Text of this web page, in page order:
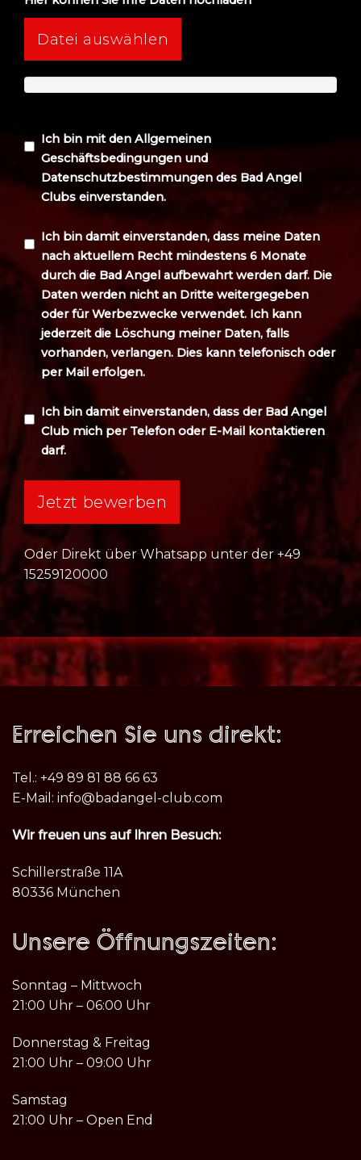
Datei auswählen
Ich bin mit den Allgemeinen
Geschäftsbedingungen und
Datenschutzbestimmungen des Bad Angel
Clubs einverstanden.
Ich bin damit einverstanden, dass meine Daten
nach aktuellem Recht mindestens 6 Monate
durch die Bad Angel aufbewahrt werden darf. Die
Daten werden nicht an Dritte weitergegeben
oder für Werbezwecke verwendet. Ich kann
jederzeit die Löschung meiner Daten, falls
vorhanden, verlangen. Dies kann telefonisch oder
per Mail erfolgen.
Ich bin damit einverstanden, dass der Bad Angel
Club mich per Telefon oder E-Mail kontaktieren
darf.
Oder Direkt über Whatsapp unter der +49
15259120000
Erreichen Sie uns direkt:
Tel.: +49 89 81 88 66 63
E-Mail: info@badangel-club.com
Wir freuen uns auf Ihren Besuch:
Schillerstraße 11A
80336 München
Unsere Öffnungszeiten:
Sonntag – Mittwoch
21:00 Uhr – 06:00 Uhr
Donnerstag & Freitag
21:00 Uhr – 09:00 Uhr
Samstag
21:00 Uhr – Open End